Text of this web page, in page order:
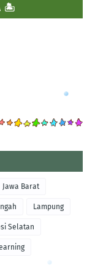
🏝️
Jawa Barat
Lampung
Selatan